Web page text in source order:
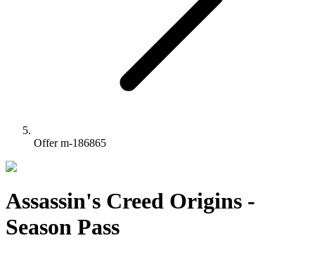
Offer m-186865
Assassin's Creed Origins -
Season Pass